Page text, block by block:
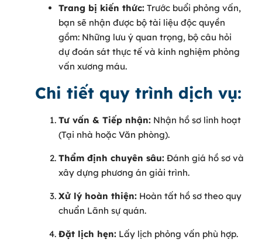
Trang bị kiến thức: Trước buổi phỏng vấn,
bạn sẽ nhận được bộ tài liệu độc quyền
gồm: Những lưu ý quan trọng, bộ câu hỏi
dự đoán sát thực tế và kinh nghiệm phỏng
vấn xương máu.
Chi tiết quy trình dịch vụ:
Tư vấn & Tiếp nhận: Nhận hồ sơ linh hoạt
(Tại nhà hoặc Văn phòng).
Thẩm định chuyên sâu: Đánh giá hồ sơ và
xây dựng phương án giải trình.
Xử lý hoàn thiện: Hoàn tất hồ sơ theo quy
chuẩn Lãnh sự quán.
Đặt lịch hẹn: Lấy lịch phỏng vấn phù hợp.